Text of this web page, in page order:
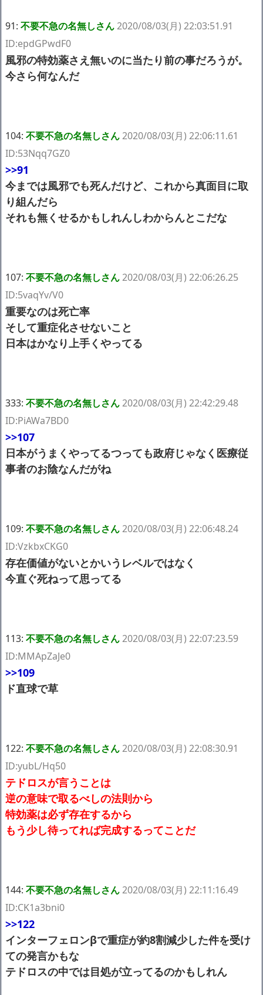
91: 不要不急の名無しさん2020/08/03(月) 22:03:51.91
ID:epdGPwdF0
風邪の特効薬さえ無いのに当たり前の事だろうが。
今さら何なんだ
104: 不要不急の名無しさん2020/08/03(月) 22:06:11.61
ID:53Nqq7GZ0
>>91
今までは風邪でも死んだけど、これから真面目に取
り組んだら
それも無くせるかもしれんしわからんとこだな
107: 不要不急の名無しさん2020/08/03(月) 22:06:26.25
ID:5vaqYv/V0
重要なのは死亡率
そして重症化させないこと
日本はかなり上手くやってる
333: 不要不急の名無しさん2020/08/03(月) 22:42:29.48
ID:PiAWa7BD0
>>107
日本がうまくやってるつっても政府じゃなく医療従
事者のお陰なんだがね
109: 不要不急の名無しさん2020/08/03(月) 22:06:48.24
ID:VzkbxCKG0
存在価値がないとかいうレベルではなく
今直ぐ死ねって思ってる
113: 不要不急の名無しさん2020/08/03(月) 22:07:23.59
ID:MMApZaJe0
>>109
ド直球で草
122: 不要不急の名無しさん2020/08/03(月) 22:08:30.91
ID:yubL/Hq50
テドロスが言うことは
逆の意味で取るべしの法則から
特効薬は必ず存在するから
もう少し待ってれば完成するってことだ
144: 不要不急の名無しさん2020/08/03(月) 22:11:16.49
ID:CK1a3bni0
>>122
インターフェロンβで重症が約8割減少した件を受け
ての発言かもな
テドロスの中では目処が立ってるのかもしれん